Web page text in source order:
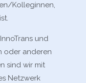
Kolleginnen,
und
oder anderen
sind wir mit
Netzwerk